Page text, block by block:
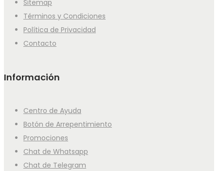
Sitemap
Términos y Condiciones
Política de Privacidad
Contacto
Información
Centro de Ayuda
Botón de Arrepentimiento
Promociones
Chat de Whatsapp
Chat de Telegram